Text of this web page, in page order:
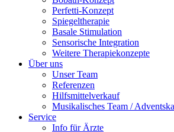
Perfetti-Konzept
Spiegeltherapie
Basale Stimulation
Sensorische Integration
Weitere Therapiekonzepte
Über uns
Unser Team
Referenzen
Hilfsmittelverkauf
Musikalisches Team /
Service
Info für Ärzte